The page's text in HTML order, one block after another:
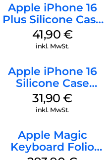
Apple iPhone 16
Plus Silicone Case
MagSafe Stone
Gray
41,90 €
inkl. MwSt.
Apple iPhone 16
Silicone Case
MagSafe Fuchsia
31,90€
inkl. MwSt.
Apple Magic
Keyboard Folio